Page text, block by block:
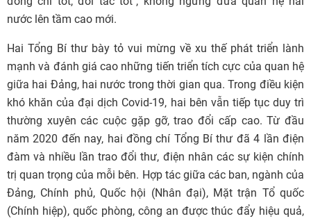
nước lên tầm cao mới.
Hai Tổng Bí thư bày tỏ vui mừng về xu thế phát triển lành
mạnh và đánh giá cao những tiến triển tích cực của quan hệ
giữa hai Đảng, hai nước trong thời gian qua. Trong điều kiện
khó khăn của đại dịch Covid-19, hai bên vẫn tiếp tục duy trì
thường xuyên các cuộc gặp gỡ, trao đổi cấp cao. Từ đầu
năm 2020 đến nay, hai đồng chí Tổng Bí thư đã 4 lần điện
đàm và nhiều lần trao đổi thư, điện nhân các sự kiện chính
trị quan trọng của mỗi bên. Hợp tác giữa các ban, ngành của
Đảng, Chính phủ, Quốc hội (Nhân đại), Mặt trận Tổ quốc
(Chính hiệp), quốc phòng, công an được thúc đẩy hiệu quả,